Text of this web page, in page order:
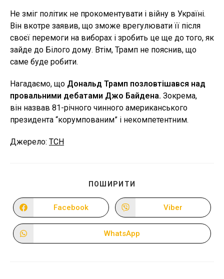
Не зміг політик не прокоментувати і війну в Україні.
Він вкотре заявив, що зможе врегулювати її після
своєї перемоги на виборах і зробить це ще до того, як
зайде до Білого дому. Втім, Трамп не пояснив, що
саме буде робити.
Нагадаємо, що Дональд Трамп позловтішався над
провальними дебатами Джо Байдена. Зокрема,
він назвав 81-річного чинного американського
президента “корумпованим” і некомпетентним.
Джерело: ТСН
ПОШИРИТИ
ВМІСТОМ
Відкрити
в
новому
Facebook
Відкрити
в
новому
Viber
Відкрити
в
WhatsApp